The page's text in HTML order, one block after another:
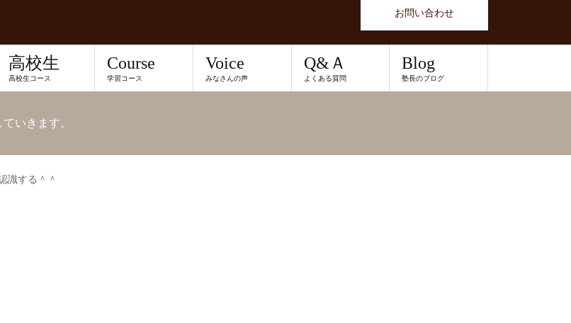
お問い合わせ
高校生
高校生コース
Course
学習コース
Voice
みなさんの声
Q&Ａ
よくある質問
Blog
塾長のブログ
いきます。
識する＾＾